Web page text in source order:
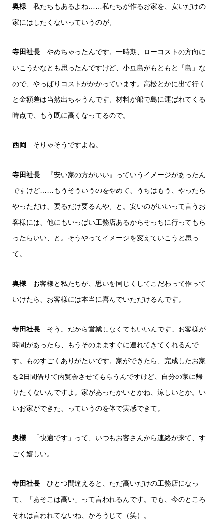
奥様 私たちもあるよね……私たちが作るお家を、安いだけの
家にはしたくないっていうのが。
寺田社長 やめちゃったんです。一時期、ローコストの方向に
いこうかなとも思ったんですけど、小豆島がもともと「島」な
ので、やっぱりコストがかかっています。高松とかに出て行く
と金額差は当然出ちゃうんです。材料が船で島に運ばれてくる
時点で、もう既に高くなってるので。
西岡 そりゃそうですよね。
寺田社長 『安い家の方がいい』っていうイメージがあったん
ですけど……もうそういうのをやめて、うちはもう、やったら
やっただけ、要るだけ要るんや、と。安いのがいいって言うお
客様には、他にもいっぱい工務店あるからそっちに行ってもら
ったらいい、と。そうやってイメージを変えていこうと思っ
て。
奥様 お客様と私たちが、思いを同じくしてこだわって作って
いけたら、お客様には本当に喜んでいただけるんです。
寺田社長 そう。だから営業しなくてもいいんです。お客様が
時間があったら、もうそのまますぐに連れてきてくれるんで
す。ものすごくありがたいです。家ができたら、完成したお家
を2日間借りて内覧会させてもらうんですけど、自分の家に帰
りたくないんですよ。家があったかいとかね、涼しいとか。い
いお家ができた、っていうのを体で実感できて。
奥様 「快適です」って、いつもお客さんから連絡が来て、す
ごく嬉しい。
寺田社長 ひとつ間違えると、ただ高いだけの工務店になっ
て、「あそこは高い」って言われるんです。でも、今のところ
それは言われてないね、かろうじて（笑）。